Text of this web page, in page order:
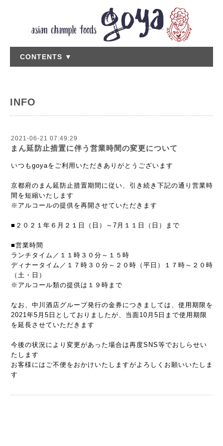
CONTENTS ▼
INFO
2021-06-21 07:49:29
まん延防止措置に伴う営業時間の変更について
いつもgoyaをご利用いただきありがとうございます
京都府のまん延防止措置期間に従い、引き続き下記の通り営業時
間を短縮いたします
※アルコールの提供を再開させていただきます
■２０２１年６月２１日（日）～7月１１日（日）まで
■営業時間
ランチタイム／１１時３０分～１５時
ディナータイム／１７時３０分～２０時（平日）１７時～２０時
（土・日）
※アルコール類の提供は１９時まで
なお、中川酒店グループ発行の金券につきましては、使用期限を
2021年5月5日としておりましたが、当面10月5日まで使用期限
を延長させていただきます
今後の状況により変更があった場合は再度SNS等でおしらせい
たします
お客様にはご不便をおかけいたしますがよろしくお願いいたしま
す